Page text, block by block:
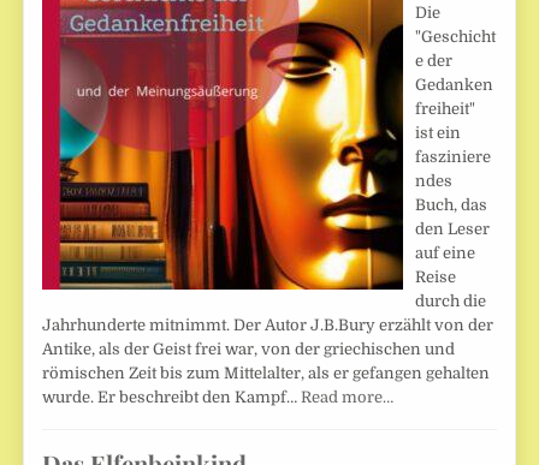
Die
"Geschicht
e der
Gedanken
freiheit"
ist ein
fasziniere
ndes
Buch, das
den Leser
auf eine
Reise
durch die
Jahrhunderte mitnimmt. Der Autor J.B.Bury erzählt von der
Antike, als der Geist frei war, von der griechischen und
römischen Zeit bis zum Mittelalter, als er gefangen gehalten
wurde. Er beschreibt den Kampf…Read more…